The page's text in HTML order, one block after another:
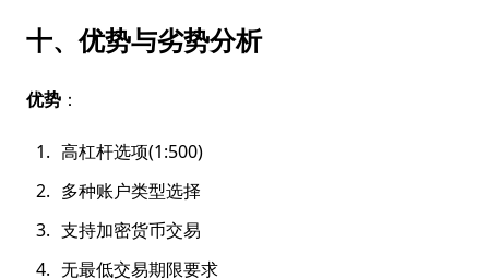
十、优势与劣势分析
优势 ：
高杠杆选项(1:500)
多种账户类型选择
支持加密货币交易
无最低交易期限要求